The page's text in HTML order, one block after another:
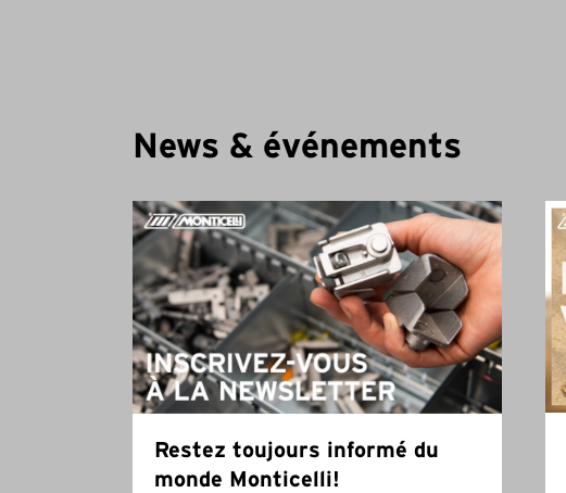
News & événements
Restez toujours informé du
monde Monticelli!